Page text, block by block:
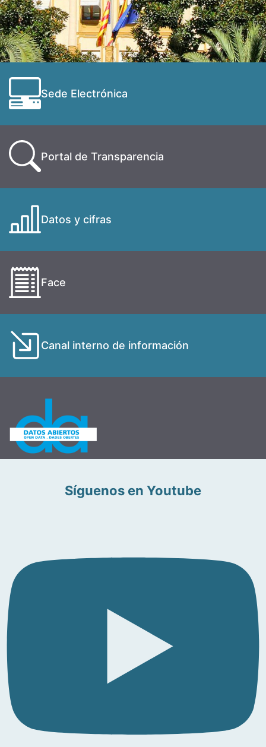
Sede Electrónica
Portal de Transparencia
Datos y cifras
Face
Canal interno de información
Síguenos en Youtube